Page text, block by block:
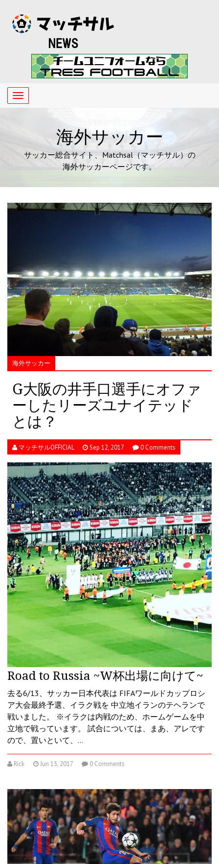
Toggle
navigation
海外サッカー
サッカー総合サイト、Matchsal（マッチサル）の
海外サッカーページです。
海外サッカー
G大阪の井手口選手にオファ
ーしたリーズユナイテッド
とは？
マッチサルOFFICIAL Sep 12, 2017 0 Comments
Road to Russia ~W杯出場に向けて~
去る6/13、サッカー日本代表は FIFAワールドカップロシ
ア大会最終予選、イラク戦を 中立地イランのテヘランで
戦いました。 ※イラクは内戦のため、ホームゲームを中
立地で戦っています。 試合については、まあ、アレです
ので、置いといて、…
Rick Jun 15, 2017 0 Comments